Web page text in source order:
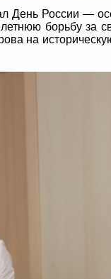
День России —
борьбу за
на